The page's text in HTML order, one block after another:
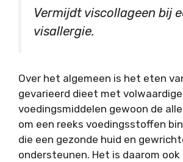
Vermijdt viscollageen bij
visallergie.
Over het algemeen is het eten
gevarieerd dieet met volwaardige
voedingsmiddelen gewoon de
om een reeks voedingsstoffen
die een gezonde huid en
ondersteunen. Het is daarom